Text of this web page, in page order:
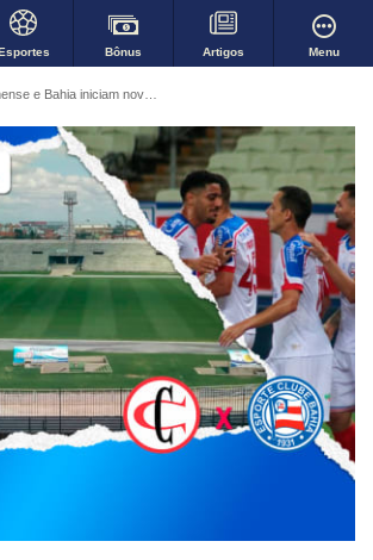
Bônus Artigos Menu
iniciam nova temporada da Copa do Brasil na Paraíba